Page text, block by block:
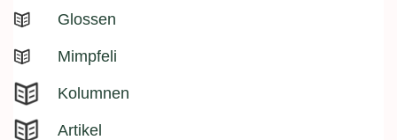
Glossen
Mimpfeli
Kolumnen
Artikel